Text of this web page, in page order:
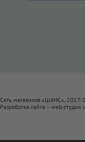
Сеть магазинов «ШАНС», 2017-
Разработка сайта – web-студия «